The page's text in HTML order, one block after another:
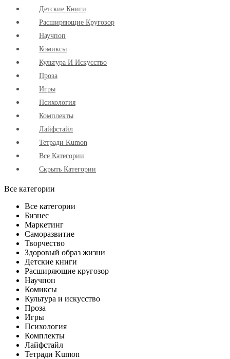
Детские Книги
Расширяющие Кругозор
Научпоп
Комиксы
Культура И Искусство
Проза
Игры
Психология
Комплекты
Лайфстайл
Тетради Kumon
Все Категории
Скрыть Категории
Все категории
Все категории
Бизнес
Маркетинг
Саморазвитие
Творчество
Здоровый образ жизни
Детские книги
Расширяющие кругозор
Научпоп
Комиксы
Культура и искусство
Проза
Игры
Психология
Комплекты
Лайфстайл
Тетради Kumon